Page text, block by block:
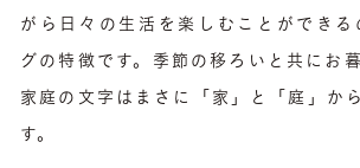
がら日々の生活を楽しむことができる
グの特徴です。季節の移ろいと共にお
家庭の文字はまさに「家」と「庭」か
す。